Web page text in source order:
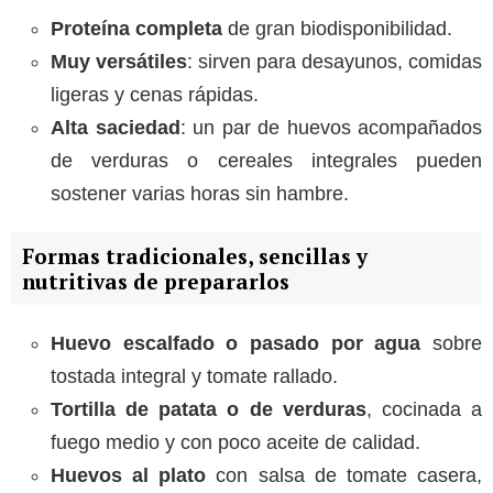
Proteína completa de gran biodisponibilidad.
Muy versátiles: sirven para desayunos, comidas
ligeras y cenas rápidas.
Alta saciedad : un par de huevos acompañados
de verduras o cereales integrales pueden
sostener varias horas sin hambre.
Formas tradicionales, sencillas y
nutritivas de prepararlos
Huevo escalfado o pasado por agua sobre
tostada integral y tomate rallado.
Tortilla de patata o de verduras, cocinada a
fuego medio y con poco aceite de calidad.
Huevos al plato con salsa de tomate casera,